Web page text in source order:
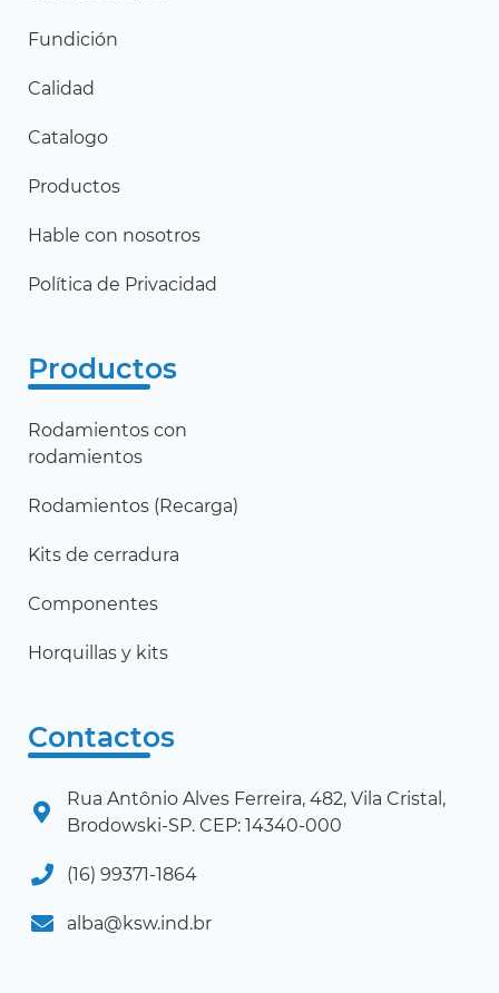
Fundición
Calidad
Catalogo
Productos
Hable con nosotros
Política de Privacidad
Productos
Rodamientos con
rodamientos
Rodamientos (Recarga)
Kits de cerradura
Componentes
Horquillas y kits
Contactos
Rua Antônio Alves Ferreira, 482, Vila Cristal,
Brodowski-SP. CEP: 14340-000
(16) 99371-1864
alba@ksw.ind.br